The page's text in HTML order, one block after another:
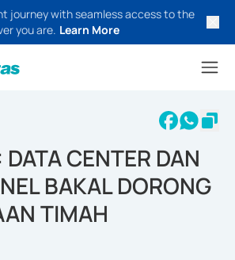
journey with seamless access to the
you are. Learn More
CENTER DAN
BAKAL DORONG
TIMAH